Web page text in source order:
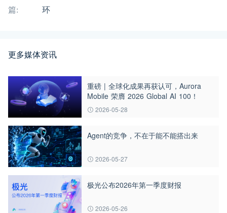
篇:
环
更多媒体资讯
重磅 | 全球化成果再获认可，Aurora
Mobile 荣膺 2026 Global AI 100！
2026-05-28
Agent的竞争，不在于能不能搭出来
2026-05-27
极光公布2026年第一季度财报
2026-05-26